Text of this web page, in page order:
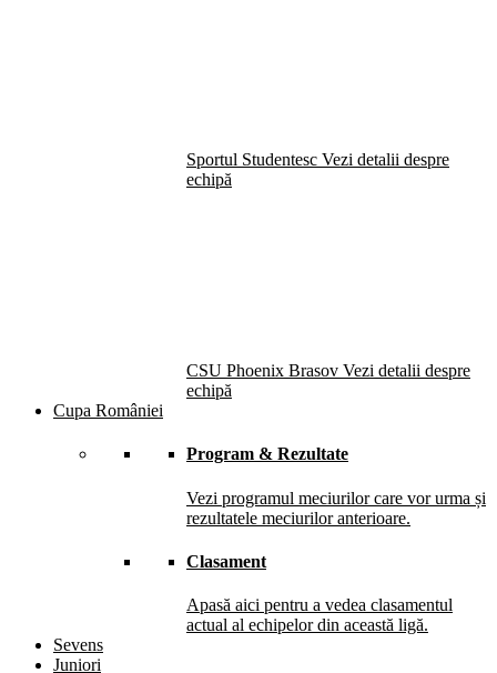
Sportul Studentesc Vezi detalii despre
echipă
CSU Phoenix Brasov Vezi detalii despre
echipă
Cupa României
Program & Rezultate
Vezi programul meciurilor care vor urma și
rezultatele meciurilor anterioare.
Clasament
Apasă aici pentru a vedea clasamentul
actual al echipelor din această ligă.
Sevens
Juniori